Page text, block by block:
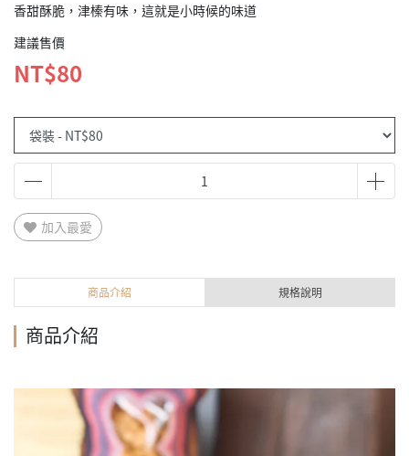
香甜酥脆，津榛有味，這就是小時候的味道
建議售價
NT$80
加入最愛
商品介紹 規格說明
商品介紹